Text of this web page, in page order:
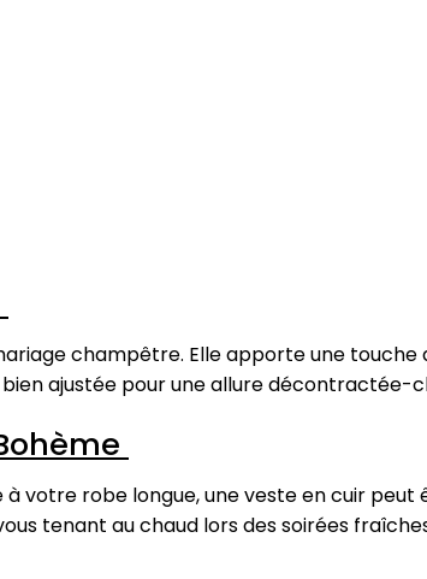
champêtre. Elle apporte une
ajustée pour une allure décontractée-
votre robe longue, une veste en cuir peut
tenant au chaud lors des soirées